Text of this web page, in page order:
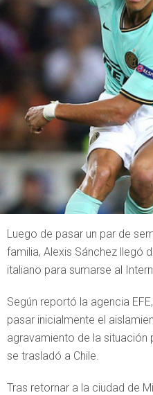
Luego de pasar un par de
familia, Alexis Sánchez llegó
italiano para sumarse al
Según reportó la agencia
pasar inicialmente el
agravamiento de la situación
se trasladó a Chile.
Tras retornar a la ciudad de